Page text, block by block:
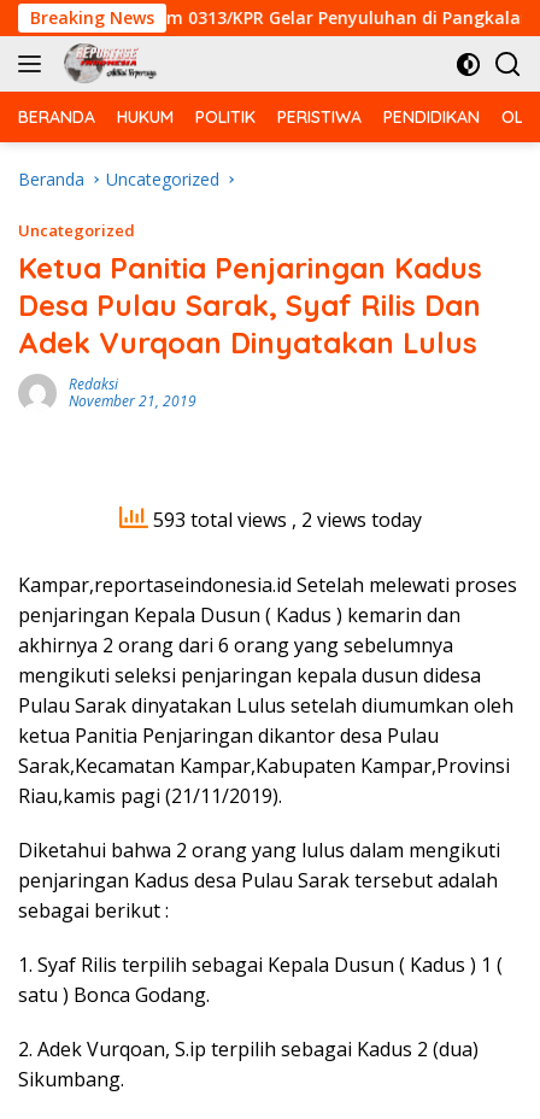
Langsung
ke
konten
Breaking News
Kodim 0313/KPR Gelar Penyuluhan di Pangkalan Terap
BERANDA HUKUM POLITIK PERISTIWA PENDIDIKAN
Beranda Uncategorized
Uncategorized
Ketua Panitia Penjaringan Kadus
Desa Pulau Sarak, Syaf Rilis Dan
Adek Vurqoan Dinyatakan Lulus
Redaksi
November 21, 2019
593 total views , 2 views today
Kampar,reportaseindonesia.id Setelah melewati proses
penjaringan Kepala Dusun ( Kadus ) kemarin dan
akhirnya 2 orang dari 6 orang yang sebelumnya
mengikuti seleksi penjaringan kepala dusun didesa
Pulau Sarak dinyatakan Lulus setelah diumumkan oleh
ketua Panitia Penjaringan dikantor desa Pulau
Sarak,Kecamatan Kampar,Kabupaten Kampar,Provinsi
Riau,kamis pagi (21/11/2019).
Diketahui bahwa 2 orang yang lulus dalam mengikuti
penjaringan Kadus desa Pulau Sarak tersebut adalah
sebagai berikut :
1. Syaf Rilis terpilih sebagai Kepala Dusun ( Kadus ) 1 (
satu ) Bonca Godang.
2. Adek Vurqoan, S.ip terpilih sebagai Kadus 2 (dua)
Sikumbang.